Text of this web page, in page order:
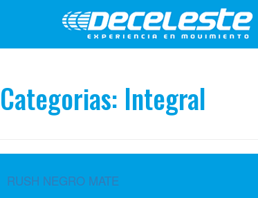
Categorias: Integral
RUSH NEGRO MATE